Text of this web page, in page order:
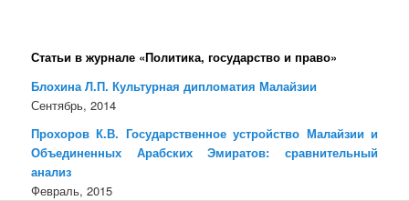
Статьи в журнале «Политика, государство и право»
Блохина Л.П. Культурная дипломатия Малайзии
Сентябрь, 2014
Прохоров К.В. Государственное устройство Малайзии и
Объединенных Арабских Эмиратов: сравнительный
анализ
Февраль, 2015